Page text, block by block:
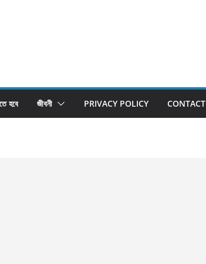
হবে জীবনী PRIVACY POLICY CONTACT